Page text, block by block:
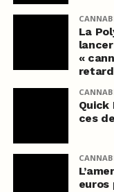
La
«
retard
Quick
ces
euros